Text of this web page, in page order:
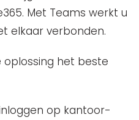
Met Teams werkt u
elkaar verbonden.
oplossing het beste
op kantoor-